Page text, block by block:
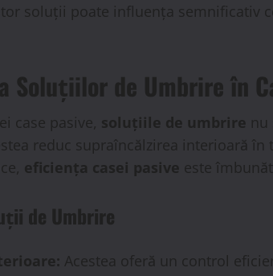
soluții poate influența semnificativ
Soluțiilor de Umbrire în
case pasive, soluțiile de umbrire nu
reduc supraîncălzirea interioară
eficiența casei pasive este
de Umbrire
Acestea oferă un control